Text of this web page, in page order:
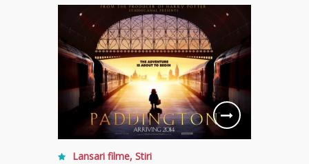
Lansari filme, Stiri